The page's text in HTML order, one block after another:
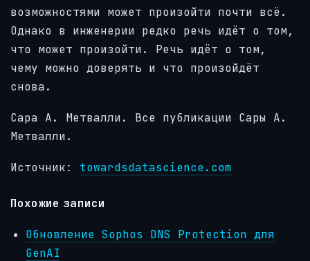
возможностями может произойти почти всё.
Однако в инженерии редко речь идёт о том,
что может произойти. Речь идёт о том,
чему можно доверять и что произойдёт
снова.
Сара А. Метвалли. Все публикации Сары А.
Метвалли.
Источник: towardsdatascience.com
Похожие записи
Обновление Sophos DNS Protection для
GenAI